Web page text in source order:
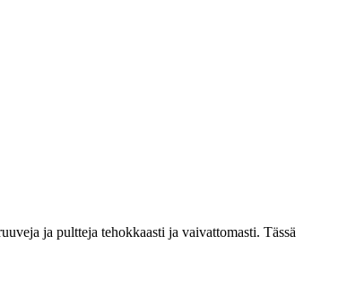
ja pultteja tehokkaasti ja vaivattomasti. Tässä